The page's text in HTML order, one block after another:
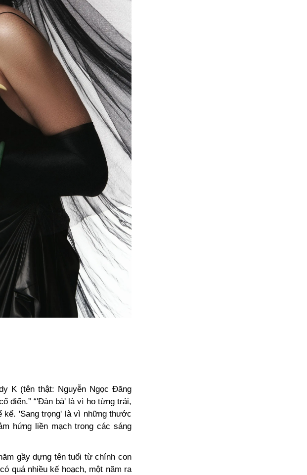
K (tên thật: Nguyễn Ngọc Đăng
điển.” “'Đàn bà' là vì họ từng trải,
kể. 'Sang trọng' là vì những thước
hứng liền mạch trong các sáng
gầy dựng tên tuổi từ chính con
quá nhiều kế hoạch, một năm ra